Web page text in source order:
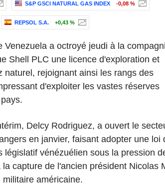
S&P GSCI NATURAL GAS INDEX -0,08 %
REPSOL S.A. +0,43 %
Venezuela a octroyé jeudi à la
Shell PLC une licence d'exploration et
naturel, rejoignant ainsi les rangs des
d'exploiter les vastes réserves
Delcy Rodriguez, a ouvert le
en janvier, faisant adopter une loi
législatif vénézuélien sous la pression
capture de l'ancien président Nicolas
militaire américaine.